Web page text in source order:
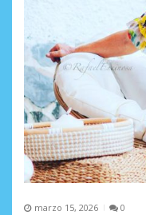
t
r
a
d
a
s
marzo 15, 2026 0